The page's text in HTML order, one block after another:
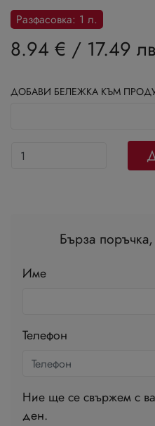
Разфасовка: 1 л.
8.94 € / 17.49
ДОБАВИ БЕЛЕЖКА КЪМ
Бърза
Име
Телефон
Ние ще се свържем с
ден.